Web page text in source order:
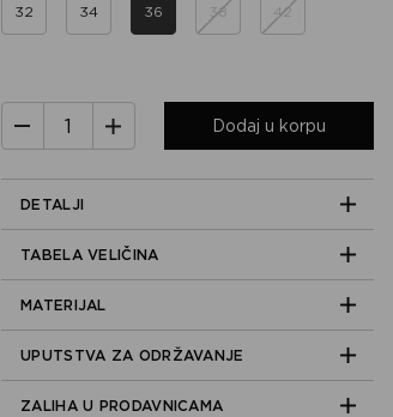
32 34 36 38 42
Dodaj u korpu
DETALJI
TABELA VELIČINA
MATERIJAL
UPUTSTVA ZA ODRŽAVANJE
ZALIHA U PRODAVNICAMA